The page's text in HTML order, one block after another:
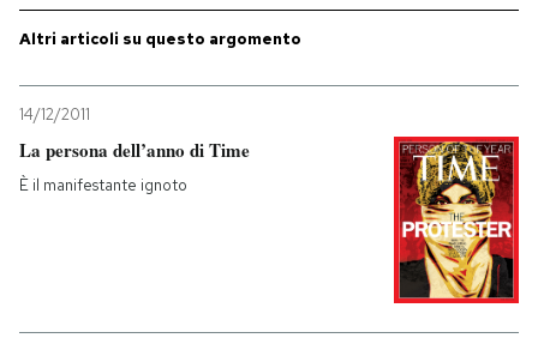
PODCAST
NEWSLETTER
Altri articoli su questo argomento
14/12/2011
La persona dell’anno di Time
È il manifestante ignoto